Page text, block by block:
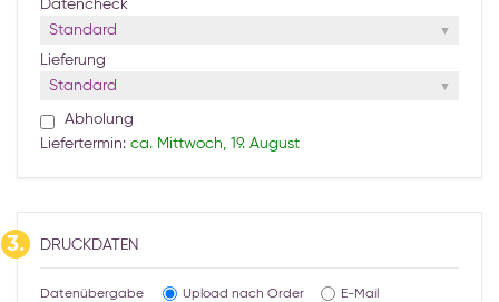
Datencheck
Standard
Lieferung
Standard
Abholung
Liefertermin: ca. Mittwoch, 19. August
3. DRUCKDATEN
Datenübergabe Upload nach Order E-Mail